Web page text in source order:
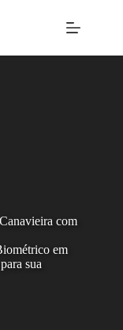
com
em
sua